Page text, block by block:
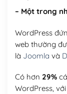
– Một trong
WordPress
web thường
là Joomla và
Có hơn 29%
WordPress,